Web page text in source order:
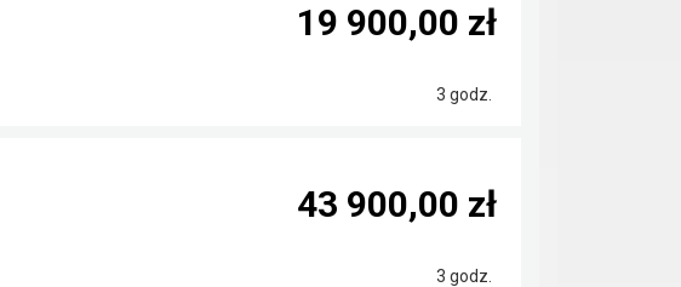
3 godz.
19 900,00 zł
3 godz.
43 900,00 zł